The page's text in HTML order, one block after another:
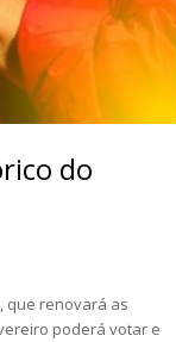
do
que renovará as
poderá votar e